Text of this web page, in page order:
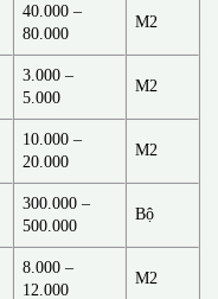
40.000 –
80.000
M2
3.000 –
5.000
M2
10.000 –
20.000
M2
300.000 –
500.000
Bộ
8.000 –
12.000
M2